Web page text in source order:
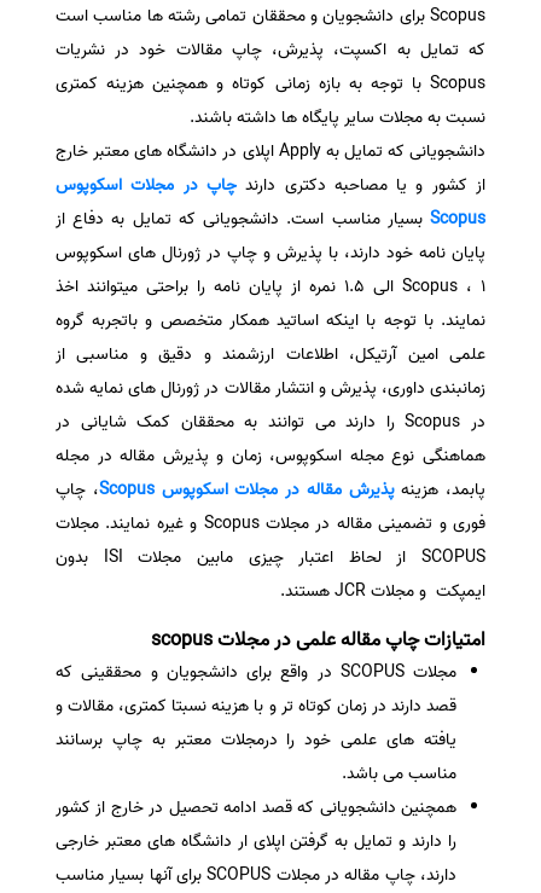
Scopus برای دانشجویان و محققان تمامی رشته ها مناسب است
که تمایل به اکسپت، پذیرش، چاپ مقالات خود در نشریات
Scopus با توجه به بازه زمانی کوتاه و همچنین هزینه کمتری
نسبت به مجلات سایر پایگاه ها داشته باشند.
دانشجویانی که تمایل به Apply اپلای در دانشگاه های معتبر خارج
از کشور و یا مصاحبه دکتری دارندچاپ در مجلات اسکوپوس
Scopus بسیار مناسب است. دانشجویانی که تمایل به دفاع از
پایان نامه خود دارند، با پذیرش و چاپ در ژورنال های اسکوپوس
Scopus ، 1 الی 1.5 نمره از پایان نامه را براحتی میتوانند اخذ
نمایند. با توجه با اینکه اساتید همکار متخصص و باتجربه گروه
علمی امین آرتیکل، اطلاعات ارزشمند و دقیق و مناسبی از
زمانبندی داوری، پذیرش و انتشار مقالات در ژورنال های نمایه شده
در Scopus را دارند می توانند به محققان کمک شایانی در
هماهنگی نوع مجله اسکوپوس، زمان و پذیرش مقاله در مجله
پابمد، هزینهپذیرش مقاله در مجلات اسکوپوس Scopus
، چاپ
فوری و تضمینی مقاله در مجلات Scopus و غیره نمایند. مجلات
SCOPUS از لحاظ اعتبار چیزی مابین مجلات ISI بدون
ایمپکت و مجلات JCR هستند.
امتیازات چاپ مقاله علمی در مجلات scopus
مجلات SCOPUS در واقع برای دانشجویان و محققینی که
قصد دارند در زمان کوتاه تر و با هزینه نسبتا کمتری، مقالات و
یافته های علمی خود را درمجلات معتبر به چاپ برسانند
مناسب می باشد.
همچنین دانشجویانی که قصد ادامه تحصیل در خارج از کشور
را دارند و تمایل به گرفتن اپلای ار دانشگاه های معتبر خارجی
دارند، چاپ مقاله در مجلات SCOPUS برای آنها بسیار مناسب